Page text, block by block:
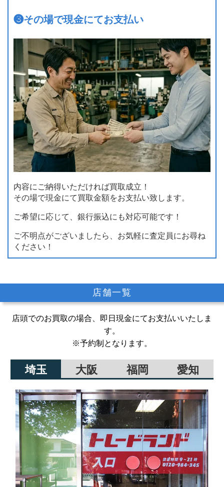
❸その場で現金にてお支払い
内容にご納得いただければ買取成立！
その場で現金にて買取金額をお支払い致します。
ご希望に応じて、銀行振込にも対応可能です！
ご不明点がございましたら、お気軽に査定員にお尋ね
ください！
店舗一覧
店頭でのお買取の場合、即日現金にてお支払いいたしま
す。
※予約制となります。
埼玉 大阪 福岡 愛知